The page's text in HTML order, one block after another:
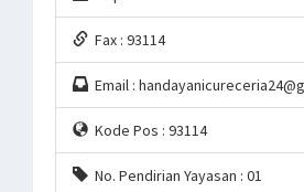
Fax : 93114
Email :
Kode Pos : 93114
No. Pendirian Yayasan : 01